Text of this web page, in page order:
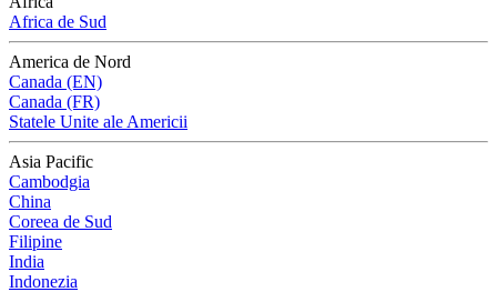
Africa de Sud
America de Nord
Canada (EN)
Canada (FR)
Statele Unite ale Americii
Asia Pacific
Cambodgia
China
Coreea de Sud
Filipine
India
Indonezia